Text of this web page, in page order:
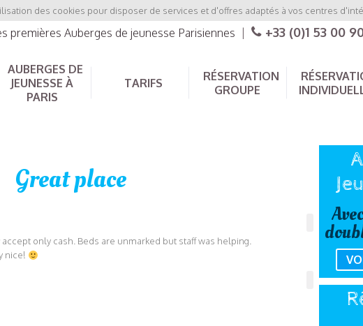
des cookies pour disposer de services et d'offres adaptés à vos centres
premières Auberges de jeunesse Parisiennes +33 (0)1 53 00
AUBERGES DE
JEUNESSE À
PARIS
TARIFS
RÉSERVATION
GROUPE
Great place
only cash. Beds are unmarked but staff was helping.
nice!